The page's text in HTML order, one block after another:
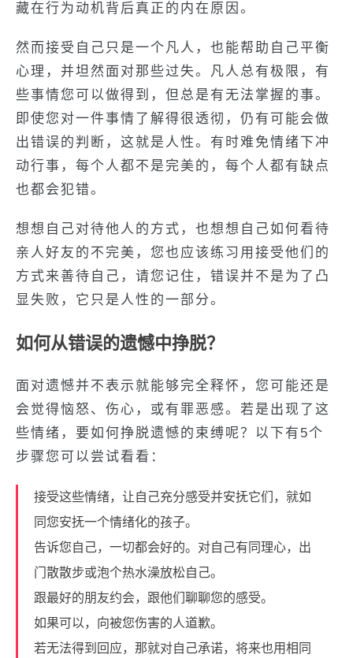
藏在行为动机背后真正的内在原因。
然而接受自己只是一个凡人，也能帮助自己平衡
心理，并坦然面对那些过失。凡人总有极限，有
些事情您可以做得到，但总是有无法掌握的事。
即使您对一件事情了解得很透彻，仍有可能会做
出错误的判断，这就是人性。有时难免情绪下冲
动行事，每个人都不是完美的，每个人都有缺点
也都会犯错。
想想自己对待他人的方式，也想想自己如何看待
亲人好友的不完美，您也应该练习用接受他们的
方式来善待自己，请您记住，错误并不是为了凸
显失败，它只是人性的一部分。
如何从错误的遗憾中挣脱？
面对遗憾并不表示就能够完全释怀，您可能还是
会觉得恼怒、伤心，或有罪恶感。若是出现了这
些情绪，要如何挣脱遗憾的束缚呢？以下有5个
步骤您可以尝试看看：
接受这些情绪，让自己充分感受并安抚它们，就如
同您安抚一个情绪化的孩子。
告诉您自己，一切都会好的。对自己有同理心，出
门散散步或泡个热水澡放松自己。
跟最好的朋友约会，跟他们聊聊您的感受。
如果可以，向被您伤害的人道歉。
若无法得到回应，那就对自己承诺，将来也用相同